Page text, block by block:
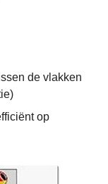
de vlakken
op